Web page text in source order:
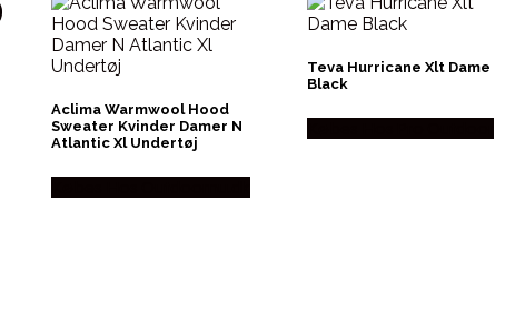
Aclima Warmwool Hood
Sweater Kvinder Damer N
Atlantic Xl Undertøj
Teva Hurricane Xlt Dame
Black